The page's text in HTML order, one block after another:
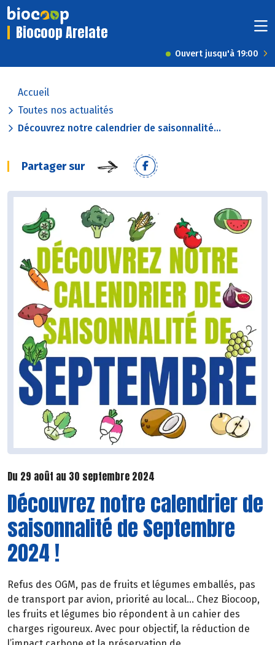
Biocoop Arelate
Ouvert jusqu'à 19:00
Accueil
Toutes nos actualités
Découvrez notre calendrier de saisonnalité...
Partager sur
Du 29 août au 30 septembre 2024
Découvrez notre calendrier de
saisonnalité de Septembre
2024 !
Refus des OGM, pas de fruits et légumes emballés, pas
de transport par avion, priorité au local… Chez Biocoop,
les fruits et légumes bio répondent à un cahier des
charges rigoureux. Avec pour objectif, la réduction de